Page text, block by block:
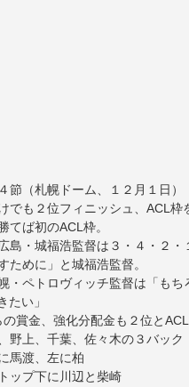
節（札幌ドーム、１２月１日）
でも２位フィニッシュ、ACL
てば初のACL枠。
島・城福浩監督は３・４・２
ために」と城福浩監督。
・ペトロヴィッチ監督は「も
たい」
賞金、強化分配金も２位と
野上、千葉、佐々木の３バック
馬渡、左に柏
ップ下に川辺と柴崎